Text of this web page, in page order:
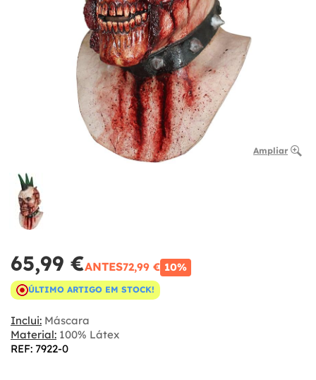
Ampliar
65,99 €ANTES72,99 € 10%
ÚLTIMO ARTIGO EM STOCK!
Inclui: Máscara
Material: 100% Látex
REF: 7922-0